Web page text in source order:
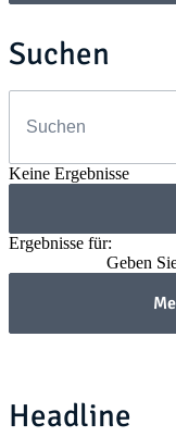
Suchen
Keine Ergebnisse
Ergebnisse für:
Geben
Headline